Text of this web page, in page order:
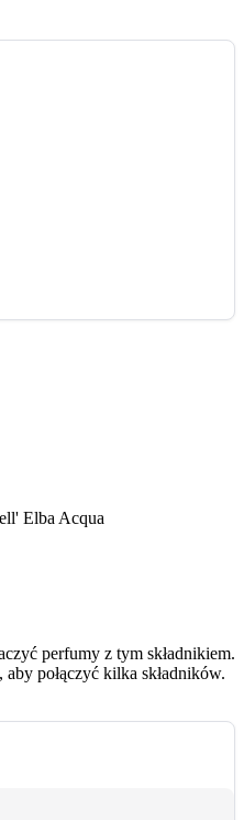
Elba Acqua
perfumy z tym składnikiem.
połączyć kilka składników.